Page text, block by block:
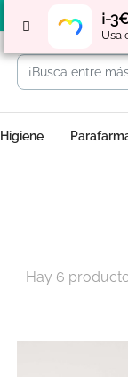
¡-
Usa
Higiene
Hay 6